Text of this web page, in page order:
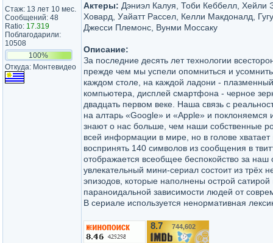
Стаж: 13 лет 10 мес.
Сообщений: 48
Ratio: 17.319
Поблагодарили:
10508
100%
Откуда: Монтевидео
Актеры: Дэниэл Калуя, Тоби Кеббелл, Хейли
Ховард, Уайатт Рассел, Келли Макдоналд,
Джесси Племонс, Вунми Моссаку
Описание:
За последние десять лет технологии
прежде чем мы успели опомниться и
каждом столе, на каждой ладони -
компьютера, дисплей смартфона - черное
двадцать первом веке. Наша связь с
на алтарь «Google» и «Apple» и
знают о нас больше, чем наши собственные
всей информации в мире, но в голове
воспринять 140 символов из сообщения в
отображается всеобщее беспокойство за
увлекательный мини-сериал состоит из трёх
эпизодов, которые наполнены острой сатирой
параноидальной зависимости людей от
В сериале используется ненормативная
8.7 744,602